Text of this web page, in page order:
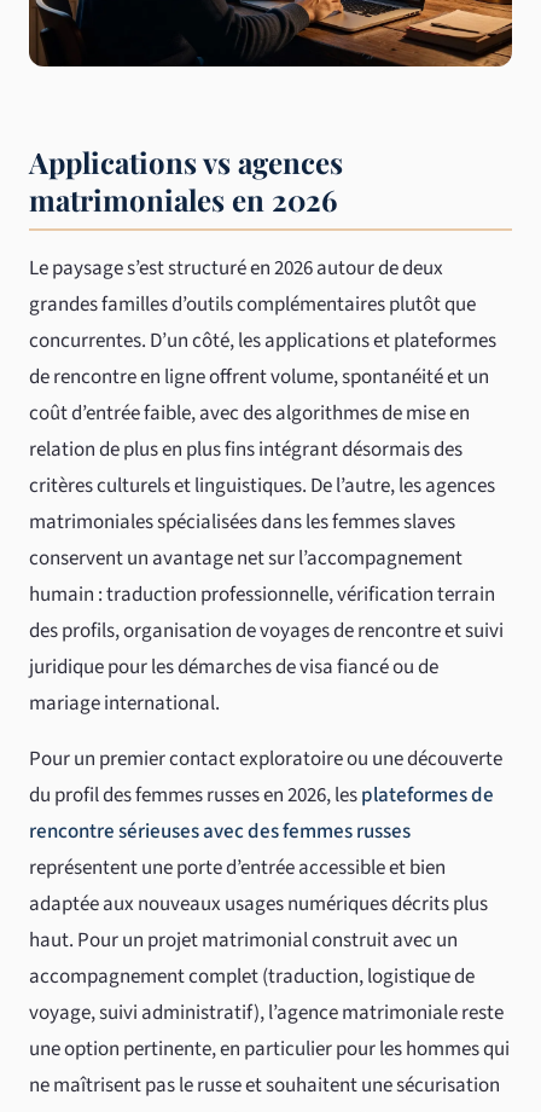
Applications vs agences
matrimoniales en 2026
Le paysage s’est structuré en 2026 autour de deux
grandes familles d’outils complémentaires plutôt que
concurrentes. D’un côté, les applications et plateformes
de rencontre en ligne offrent volume, spontanéité et un
coût d’entrée faible, avec des algorithmes de mise en
relation de plus en plus fins intégrant désormais des
critères culturels et linguistiques. De l’autre, les agences
matrimoniales spécialisées dans les femmes slaves
conservent un avantage net sur l’accompagnement
humain : traduction professionnelle, vérification terrain
des profils, organisation de voyages de rencontre et suivi
juridique pour les démarches de visa fiancé ou de
mariage international.
Pour un premier contact exploratoire ou une découverte
du profil des femmes russes en 2026, lesplateformes de
rencontre sérieuses avec des femmes russes
représentent une porte d’entrée accessible et bien
adaptée aux nouveaux usages numériques décrits plus
haut. Pour un projet matrimonial construit avec un
accompagnement complet (traduction, logistique de
voyage, suivi administratif), l’agence matrimoniale reste
une option pertinente, en particulier pour les hommes qui
ne maîtrisent pas le russe et souhaitent une sécurisation